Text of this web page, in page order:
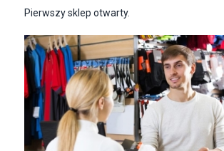
Pierwszy sklep otwarty.